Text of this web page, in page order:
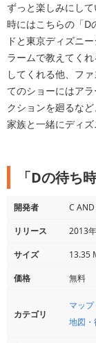
ずっと楽しみにし
時にはこちらの「D
ドと東京ディズニ
ラームで教えてく
してくれる他、フ
てのショーにはア
クションを廻るな
家族と一緒にディ
「Dの待ち
開発者
C AND
リリース
2013
サイズ
13.35
価格
無料
カテゴリ
マッ
地図・